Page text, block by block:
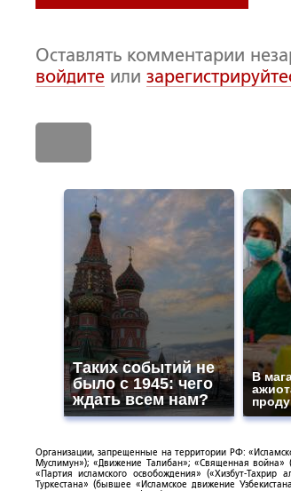
Оставлять комментарии
войдите или
Таких событий не
было с 1945: чего
ждать всем нам?
В
Организации, запрещенные на территории РФ:
Муслимун»); «Движение Талибан»; «Священная война»
«Партия исламского освобождения» («Хизбут-Тахрир
Туркестана» (бывшее «Исламское движение